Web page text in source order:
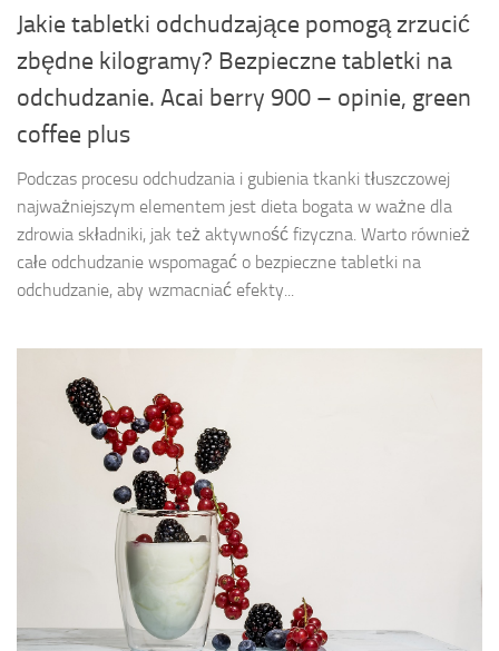
Jakie tabletki odchudzające pomogą zrzucić
zbędne kilogramy? Bezpieczne tabletki na
odchudzanie. Acai berry 900 – opinie, green
coffee plus
Podczas procesu odchudzania i gubienia tkanki tłuszczowej
najważniejszym elementem jest dieta bogata w ważne dla
zdrowia składniki, jak też aktywność fizyczna. Warto również
całe odchudzanie wspomagać o bezpieczne tabletki na
odchudzanie, aby wzmacniać efekty...